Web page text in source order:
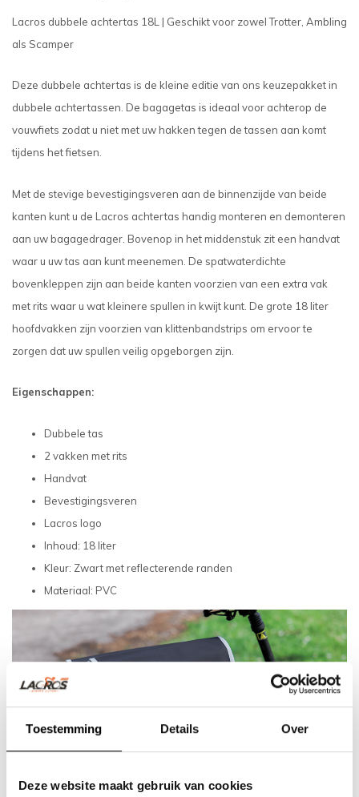
Toestemming Details Over
Deze website maakt gebruik van cookies
Lacros dubbele achtertas 18L | Geschikt voor zowel Trotter, Ambling
als Scamper
Deze dubbele achtertas is de kleine editie van ons keuzepakket in
dubbele achtertassen. De bagagetas is ideaal voor achterop de
vouwfiets zodat u niet met uw hakken tegen de tassen aan komt
tijdens het fietsen.
Met de stevige bevestigingsveren aan de binnenzijde van beide
kanten kunt u de Lacros achtertas handig monteren en demonteren
aan uw bagagedrager. Bovenop in het middenstuk zit een handvat
waar u uw tas aan kunt meenemen. De spatwaterdichte
bovenkleppen zijn aan beide kanten voorzien van een extra vak
met rits waar u wat kleinere spullen in kwijt kunt. De grote 18 liter
hoofdvakken zijn voorzien van klittenbandstrips om ervoor te
zorgen dat uw spullen veilig opgeborgen zijn.
Eigenschappen:
Dubbele tas
2 vakken met rits
Handvat
Bevestigingsveren
Lacros logo
Inhoud: 18 liter
Kleur: Zwart met reflecterende randen
Materiaal: PVC